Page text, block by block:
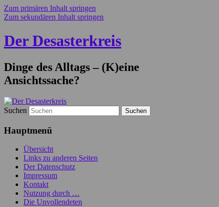
Zum primären Inhalt springen
Zum sekundären Inhalt springen
Der Desasterkreis
Dinge des Alltags – (K)eine
Ansichtssache?
Suchen
Hauptmenü
Übersicht
Links zu anderen Seiten
Der Datenschutz
Impressum
Kontakt
Nutzung durch …
Die Unvollendeten